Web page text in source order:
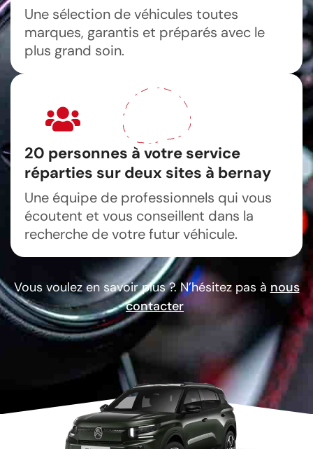
Une sélection de véhicules toutes
marques, garantis et préparés avec le
plus grand soin.
20 personnes à votre service
réparties sur deux sites à bernay
Une équipe de professionnels qui vous
écoutent et vous conseillent dans la
recherche de votre futur véhicule.
Vous voulez en savoir plus ?. N’hésitez pas à nous
contacter